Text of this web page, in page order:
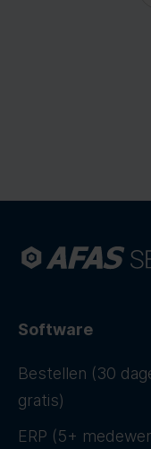
Software
Bestellen (30
gratis)
ERP (5+